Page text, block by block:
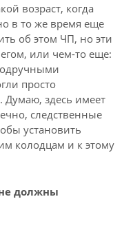
возраст, когда
в то же время еще
об этом ЧП, но эти
или чем-то еще:
просто
Думаю, здесь имеет
следственные
установить
колодцам и к этому
должны